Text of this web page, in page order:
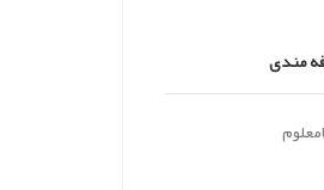
مندی